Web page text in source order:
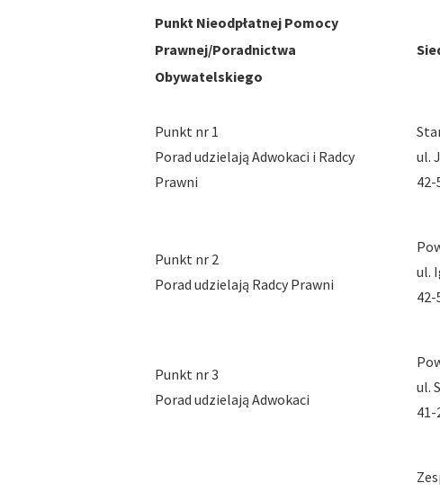
Punkt Nieodpłatnej Pomocy
Prawnej/Poradnictwa
Obywatelskiego
Punkt nr 1
Porad udzielają Adwokaci i Radcy
Prawni
ul.
42-
Punkt nr 2
Porad udzielają Radcy Prawni
ul.
42-
Punkt nr 3
Porad udzielają Adwokaci
ul.
41-